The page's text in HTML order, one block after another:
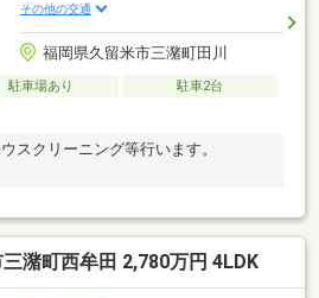
その他の交通
福岡県久留米市三潴町田川
駐車場あり
駐車2台
スクリーニング等行います。
潴町西牟田 2,780万円 4LDK